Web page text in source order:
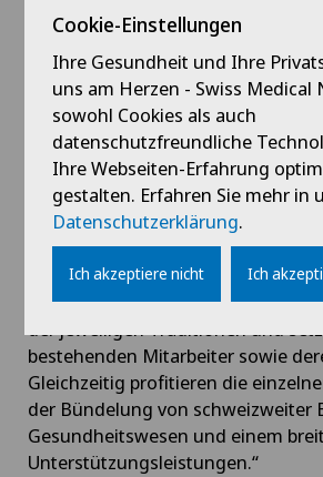
Synergien profitieren, ihre
verstärken und ihr Angebot
Swiss Medical Network verfolgt
Ansatz und lässt den einzelnen
operative Autonomie, um optimal
Begebenheiten und die vor Ort
eingehen zu können. Antoine
Netzwerk einen grossen Vorteil:
föderalistische
der Förderung der lokalen Identität
unserem Netzwerk basiert, sichert
der jeweiligen Traditionen und
bestehenden Mitarbeiter sowie
Gleichzeitig profitieren die
der Bündelung von schweizweiter
Gesundheitswesen und einem
Unterstützungsleistungen.“
Cookie-Einstellungen
Ihre Gesundheit und Ihre
uns am Herzen - Swiss
sowohl Cookies als auch
datenschutzfreundliche
Ihre Webseiten-Erfahrung
gestalten. Erfahren Sie mehr in
Datenschutzerklärung.
Ich akzeptiere nicht Ich